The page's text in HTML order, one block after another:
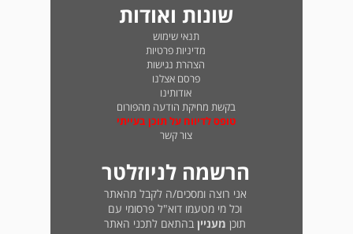
שונות ואודות
תנאי שימוש
מדיניות פרטיות
הצהרת נגישות
פרסם אצלנו
אודותינו
בקשת מחיקת הודעה מהפורום
טופס לדיווח על תוכן בעייתי
צור קשר
הרשמה לניוזלטר
אני רוצה ומסכים/ה לקבל מהאתר
וכל מי מטעמו דוא"ל פרסומי עם
תוכן מעניין בהתאם לתכני האתר